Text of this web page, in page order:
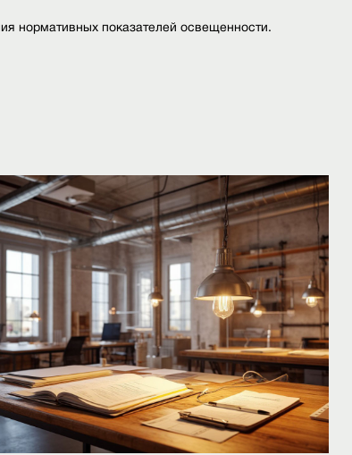
нормативных показателей освещенности.